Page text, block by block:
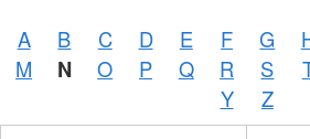
A B C D E F G
M
N O P Q R S
Y
Z